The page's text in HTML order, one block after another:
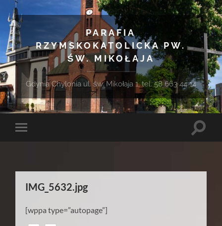
PARAFIA
RZYMSKOKATOLICKA PW.
ŚW. MIKOŁAJA
Gdynia Chylonia ul. św. Mikołaja 1, tel. 58 663 44 14
Toggle
Toggle
IMG_5632.jpg
[wppa type=”autopage”]